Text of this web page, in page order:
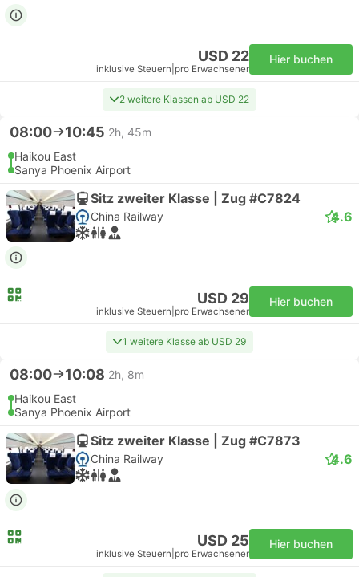
USD 22
inklusive Steuern pro Erwachsener
Hier buchen
2 weitere Klassen ab USD 22
08:00 10:45 2h, 45m
Haikou East
Sanya Phoenix Airport
Sitz zweiter Klasse | Zug #C7824
China Railway 4.6
USD 29
inklusive Steuern pro Erwachsener
Hier buchen
1 weitere Klasse ab USD 29
08:00 10:08 2h, 8m
Haikou East
Sanya Phoenix Airport
Sitz zweiter Klasse | Zug #C7873
China Railway 4.6
USD 25
inklusive Steuern pro Erwachsener
Hier buchen